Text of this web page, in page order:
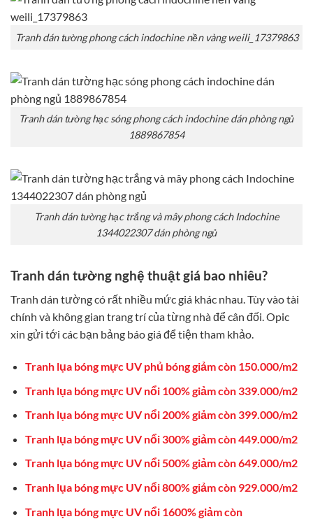
Tranh dán tường phong cách indochine nền vàng weili_17379863
Tranh dán tường hạc sóng phong cách indochine dán phòng ngủ
1889867854
Tranh dán tường hạc trắng và mây phong cách Indochine
1344022307 dán phòng ngủ
Tranh dán tường nghệ thuật giá bao nhiêu?
Tranh dán tường có rất nhiều mức giá khác nhau. Tùy vào tài
chính và không gian trang trí của từng nhà để cân đối. Opic
xin gửi tới các bạn bảng báo giá để tiện tham khảo.
Tranh lụa bóng mực UV phủ bóng giảm còn 150.000/m2
Tranh lụa bóng mực UV nổi 100% giảm còn 339.000/m2
Tranh lụa bóng mực UV nổi 200% giảm còn 399.000/m2
Tranh lụa bóng mực UV nổi 300% giảm còn 449.000/m2
Tranh lụa bóng mực UV nổi 500% giảm còn 649.000/m2
Tranh lụa bóng mực UV nổi 800% giảm còn 929.000/m2
Tranh lụa bóng mực UV nổi 1600% giảm còn